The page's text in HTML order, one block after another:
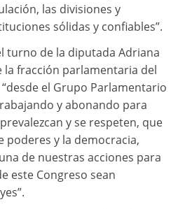
las divisiones y
sólidas y confiables”.
turno de la diputada Adriana
la fracción parlamentaria del
el Grupo Parlamentario
y abonando para
y se respeten, que
poderes y la democracia,
de nuestras acciones para
este Congreso sean